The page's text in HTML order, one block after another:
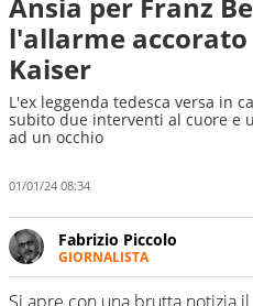
l'allarme
Kaiser
L'ex leggenda tedesca versa in
subito due interventi al cuore e
ad un occhio
01/01/24 08:34
Fabrizio Piccolo
GIORNALISTA
Nella sua carriera ha
sportive e collaborato con